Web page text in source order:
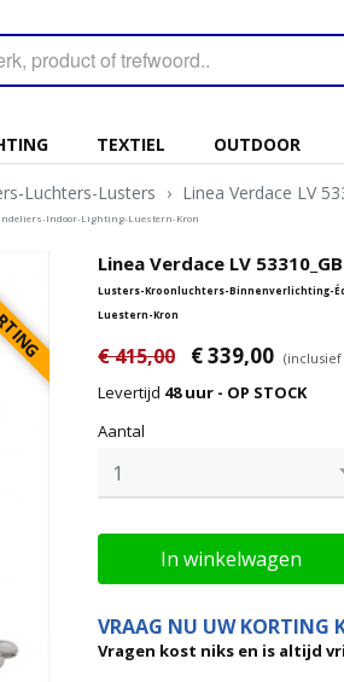
TEXTIEL OUTDOOR
Luchters-Lusters › Linea Verdace LV
Indoor-Lighting-Luestern-Kron
Linea Verdace LV
Lusters-Kroonluchters-Binnenverlichting-
Luestern-Kron
€ 415,00 € 339,00 (inclusief
Levertijd 48 uur - OP STOCK
Aantal
In winkelwagen
VRAAG NU UW KORTING
Vragen kost niks en is altijd